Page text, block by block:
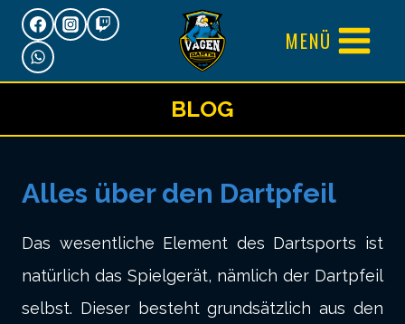
Zum
Inhalt
springen
MENÜ
BLOG
Alles über den Dartpfeil
Das wesentliche Element des Dartsports ist
natürlich das Spielgerät, nämlich der Dartpfeil
selbst. Dieser besteht grundsätzlich aus den